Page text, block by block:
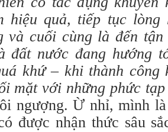
hiệu quả, tiếp tục lòng
và cuối cùng là đến
đất nước đang hướng
khứ – khi thành công
mặt với những phức
ngượng. Ừ nhỉ, mình
được nhận thức sâu